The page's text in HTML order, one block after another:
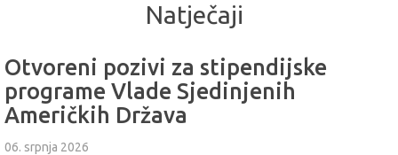
Natječaji
Otvoreni pozivi za stipendijske
programe Vlade Sjedinjenih
Američkih Država
06. srpnja 2026